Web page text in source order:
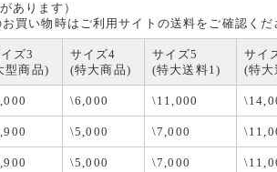
あります）
買い物時はご利用サイトの送料をご確認くだ
ズ3
型商品)
サイズ4
(特大商品)
サイズ5
(特大送料1)
サイ
(特大
\6,000 \11,000
\5,000 \7,000
\5,000 \7,000